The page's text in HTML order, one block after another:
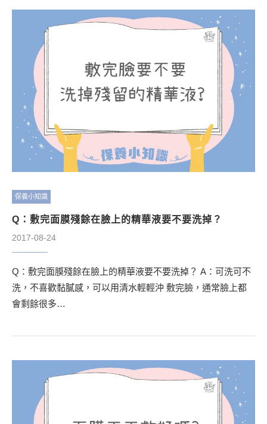
保養小知識
Q：敷完面膜殘餘在臉上的精華液要不要洗掉？
2017-08-24
Q：敷完面膜殘餘在臉上的精華液要不要洗掉？ A：可洗可不
洗，不喜歡黏膩感，可以用清水輕輕沖 敷完臉，通常臉上都
會剩餘很多…